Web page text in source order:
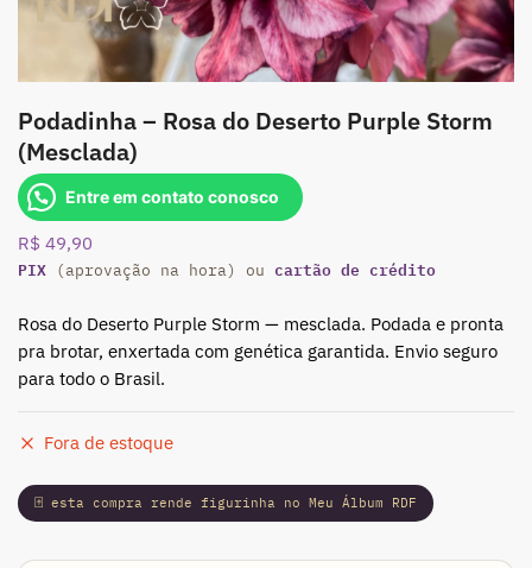
Podadinha – Rosa do Deserto Purple Storm
(Mesclada)
Entre em contato conosco
R$ 49,90
PIX (aprovação na hora) ou cartão de crédito
Rosa do Deserto Purple Storm — mesclada. Podada e pronta
pra brotar, enxertada com genética garantida. Envio seguro
para todo o Brasil.
Fora de estoque
🃏 esta compra rende figurinha no Meu Álbum RDF